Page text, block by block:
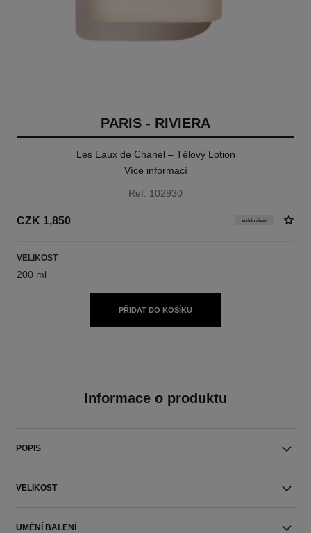
PARIS - RIVIERA
Les Eaux de Chanel – Tělový Lotion
Více informací
Ref. 102930
CZK 1,850 exkluzivní
VELIKOST
200 ml
PŘIDAT DO KOŠÍKU
Informace o produktu
POPIS
VELIKOST
UMĚNÍ BALENÍ